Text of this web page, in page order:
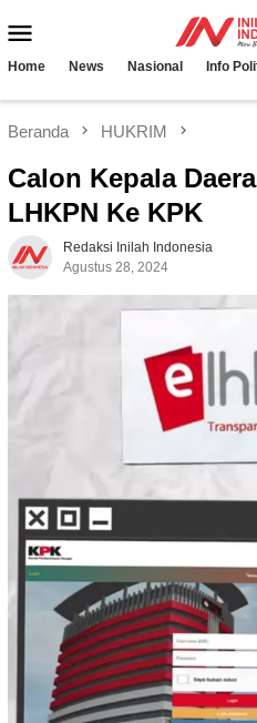
ke
Mobile
Home News Nasional Info
Beranda HUKRIM
Calon Kepala
LHKPN Ke KPK
Redaksi Inilah Indonesia
Agustus 28, 2024